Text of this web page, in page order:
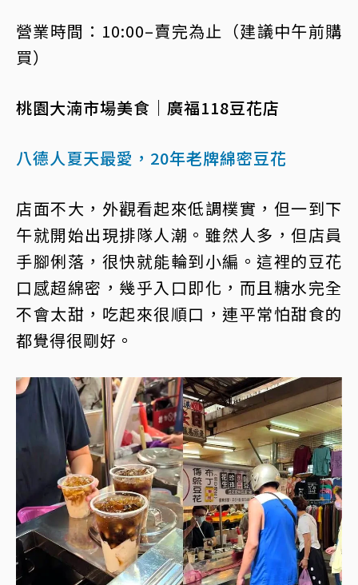
營業時間：10:00–賣完為止（建議中午前購
買）
桃園大湳市場美食｜廣福118豆花店
八德人夏天最愛，20年老牌綿密豆花
店面不大，外觀看起來低調樸實，但一到下
午就開始出現排隊人潮。雖然人多，但店員
手腳俐落，很快就能輪到小編。這裡的豆花
口感超綿密，幾乎入口即化，而且糖水完全
不會太甜，吃起來很順口，連平常怕甜食的
都覺得很剛好。